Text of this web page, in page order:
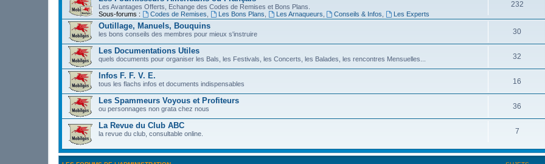
Les Avantages Offerts, Echange des Codes de Remises et Bons Plans.
Sous-forums :
Codes de Remises Les Bons Plans Les Arnaqueurs Conseils & Infos Les Experts
232
Outillage, Manuels, Bouquins
les bons conseils des membres pour mieux s'instruire 30
Les Documentations Utiles
quels documents pour organiser les Bals, les Festivals, les Concerts, les Balades, les rencontres Mensuelles... 32
Infos F. F. V. E.
tous les flachs infos et documents indispensables 16
Les Spammeurs Voyous et Profiteurs
ou personnages non grata chez nous 36
La Revue du Club ABC
la revue du club, consultable online. 7